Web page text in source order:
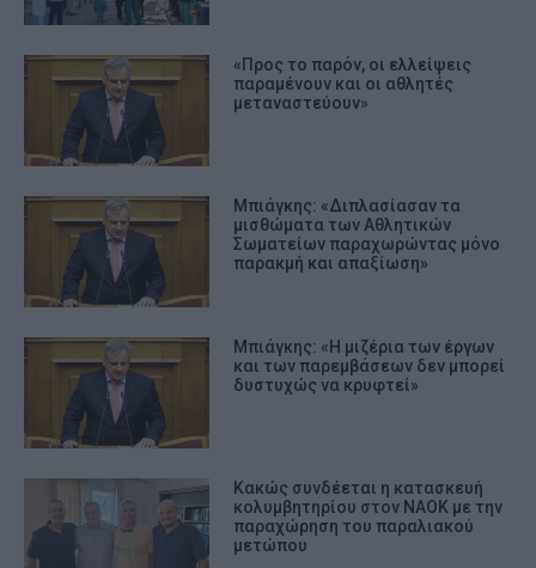
«Προς το παρόν, οι ελλείψεις
παραμένουν και οι αθλητές
μεταναστεύουν»
Μπιάγκης: «Διπλασίασαν τα
μισθώματα των Αθλητικών
Σωματείων παραχωρώντας μόνο
παρακμή και απαξίωση»
Μπιάγκης: «Η μιζέρια των έργων
και των παρεμβάσεων δεν μπορεί
δυστυχώς να κρυφτεί»
Κακώς συνδέεται η κατασκευή
κολυμβητηρίου στον ΝΑΟΚ με την
παραχώρηση του παραλιακού
μετώπου